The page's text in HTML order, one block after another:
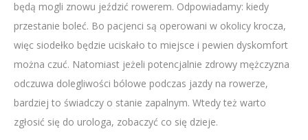
będą mogli znowu jeździć rowerem. Odpowiadamy: kiedy
przestanie boleć. Bo pacjenci są operowani w okolicy krocza,
więc siodełko będzie uciskało to miejsce i pewien dyskomfort
można czuć. Natomiast jeżeli potencjalnie zdrowy mężczyzna
odczuwa dolegliwości bólowe podczas jazdy na rowerze,
bardziej to świadczy o stanie zapalnym. Wtedy też warto
zgłosić się do urologa, zobaczyć co się dzieje.